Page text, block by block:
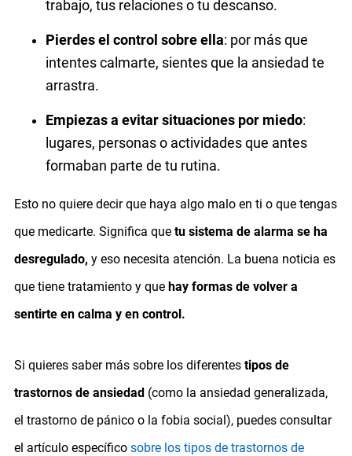
trabajo, tus relaciones o tu descanso.
Pierdes el control sobre ella: por más que
intentes calmarte, sientes que la ansiedad te
arrastra.
Empiezas a evitar situaciones por miedo:
lugares, personas o actividades que antes
formaban parte de tu rutina.
Esto no quiere decir que haya algo malo en ti o que tengas
que medicarte. Significa que tu sistema de alarma se ha
desregulado, y eso necesita atención. La buena noticia es
que tiene tratamiento y que hay formas de volver a
sentirte en calma y en control.
Si quieres saber más sobre los diferentes tipos de
trastornos de ansiedad(como la ansiedad generalizada,
el trastorno de pánico o la fobia social), puedes consultar
el artículo específico sobre los tipos de trastornos de